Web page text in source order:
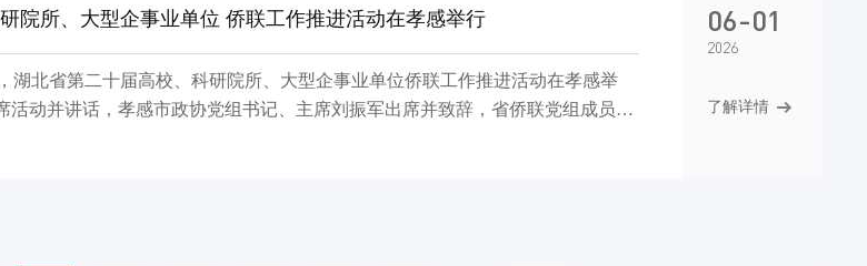
院所、大型企事业单位 侨联工作推进活动在孝感举行
湖北省第二十届高校、科研院所、大型企事业单位侨联工作推进活动在孝感举
活动并讲话，孝感市政协党组书记、主席刘振军出席并致辞，省侨联党组成员、
06-01
2026
了解详情